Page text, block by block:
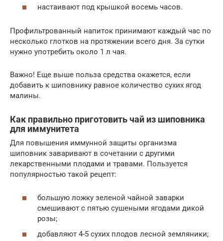
настаивают под крышкой восемь часов.
Профильтрованный напиток принимают каждый час по
несколько глотков на протяжении всего дня. За сутки
нужно употребить около 1 л чая.
Важно! Еще выше польза средства окажется, если
добавить к шиповнику равное количество сухих ягод
малины.
Как правильно приготовить чай из шиповника
для иммунитета
Для повышения иммунной защиты организма
шиповник заваривают в сочетании с другими
лекарственными плодами и травами. Пользуется
популярностью такой рецепт:
большую ложку зеленой чайной заварки
смешивают с пятью сушеными ягодами дикой
розы;
добавляют 4-5 сухих плодов лесной земляники;